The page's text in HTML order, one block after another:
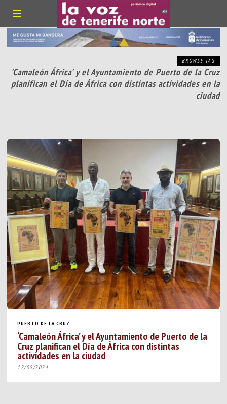
BROWSE TAG
'Camaleón África' y el Ayuntamiento de Puerto de la Cruz
planifican el Día de África con distintas actividades en la
ciudad
PUERTO DE LA CRUZ
‘Camaleón África’ y el Ayuntamiento de Puerto de la
Cruz planifican el Día de África con distintas
actividades en la ciudad
12/05/2024